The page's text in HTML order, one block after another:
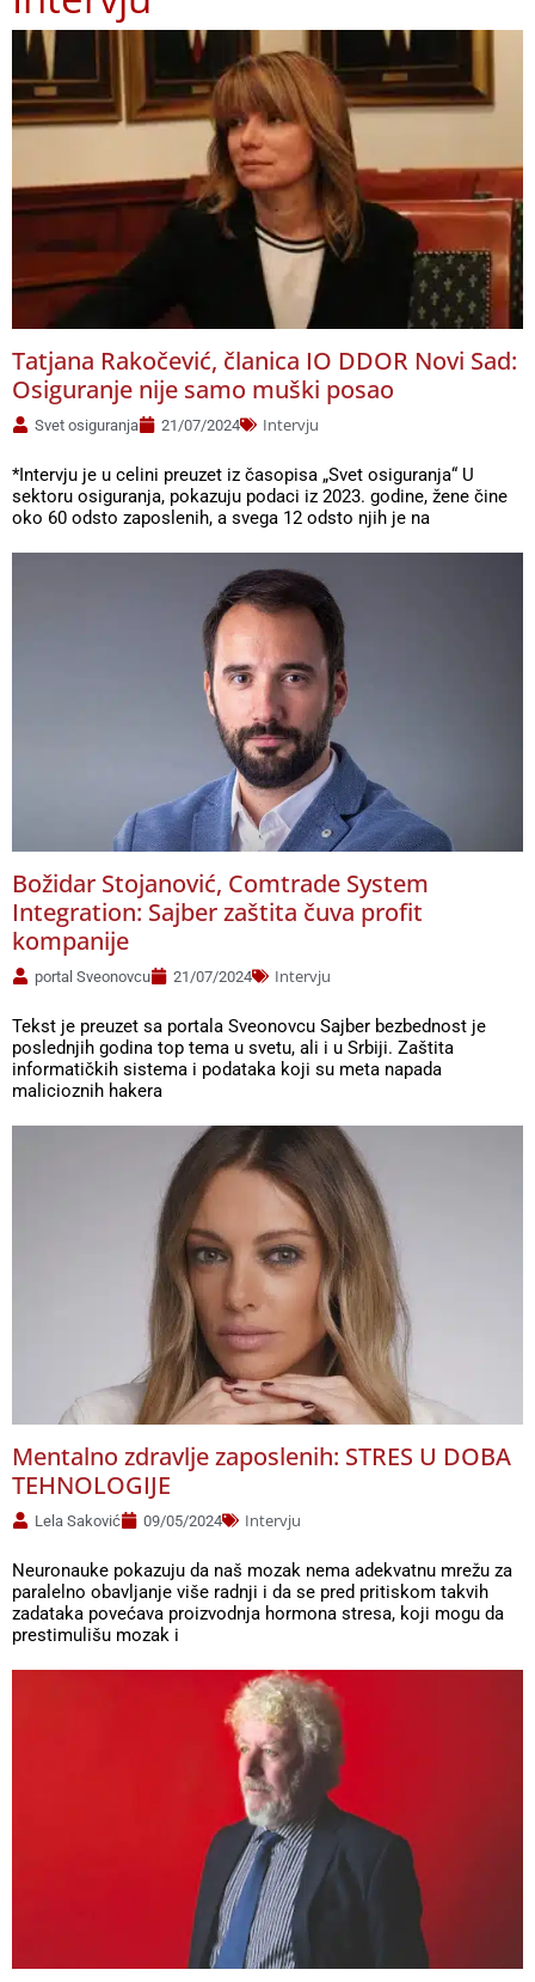
Tatjana Rakočević, članica IO DDOR Novi Sad:
Osiguranje nije samo muški posao
Svet osiguranja 21/07/2024 Intervju
*Intervju je u celini preuzet iz časopisa „Svet osiguranja“ U
sektoru osiguranja, pokazuju podaci iz 2023. godine, žene čine
oko 60 odsto zaposlenih, a svega 12 odsto njih je na
Božidar Stojanović, Comtrade System
Integration: Sajber zaštita čuva profit
kompanije
portal Sveonovcu 21/07/2024 Intervju
Tekst je preuzet sa portala Sveonovcu Sajber bezbednost je
poslednjih godina top tema u svetu, ali i u Srbiji. Zaštita
informatičkih sistema i podataka koji su meta napada
malicioznih hakera
Mentalno zdravlje zaposlenih: STRES U DOBA
TEHNOLOGIJE
Lela Saković 09/05/2024 Intervju
Neuronauke pokazuju da naš mozak nema adekvatnu mrežu za
paralelno obavljanje više radnji i da se pred pritiskom takvih
zadataka povećava proizvodnja hormona stresa, koji mogu da
prestimulišu mozak i
Страница Страница
Страница